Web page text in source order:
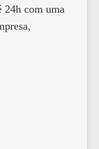
24h com uma